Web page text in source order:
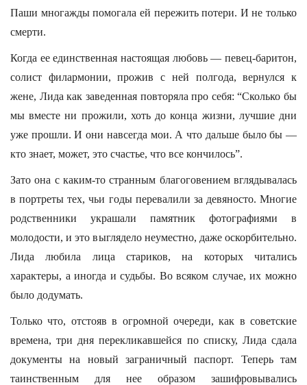
Паши многажды помогала ей пережить потери. И не только
смерти.
Когда ее единственная настоящая любовь — певец-баритон,
солист филармонии, прожив с ней полгода, вернулся к
жене, Лида как заведенная повторяла про себя: “Сколько бы
мы вместе ни прожили, хоть до конца жизни, лучшие дни
уже прошли. И они навсегда мои. А что дальше было бы —
кто знает, может, это счастье, что все кончилось”.
Зато она с каким-то странным благоговением вглядывалась
в портреты тех, чьи годы перевалили за девяносто. Многие
родственники украшали памятник фотографиями в
молодости, и это выглядело неуместно, даже оскорбительно.
Лида любила лица стариков, на которых читались
характеры, а иногда и судьбы. Во всяком случае, их можно
было додумать.
Только что, отстояв в огромной очереди, как в советские
времена, три дня перекликавшейся по списку, Лида сдала
документы на новый заграничный паспорт. Теперь там
таинственным для нее образом зашифровывались